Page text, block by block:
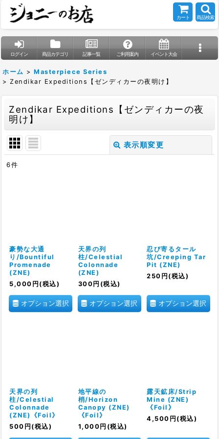
カート 商品検索
ログイン 商品カテゴリ 記事一覧 ご利用案内 イベント大会
ホーム > Masterpiece Series
> Zendikar Expeditions【ゼンディカーの夜明け】
Zendikar Expeditions【ゼンディカーの夜
明け】
表示順変更
絞り込む
6件
豪勢な大通
り/Bountiful
Promenade
(ZNE)
5,000 円 (税込)
オプション選択
天界の列
柱/Celestial
Colonnade
(ZNE)
300 円 (税込)
オプション選択
忍び寄るタール
坑/Creeping Tar
Pit (ZNE)
250 円 (税込)
オプション選択
天界の列
柱/Celestial
Colonnade
(ZNE)《Foil》
500 円 (税込)
地平線の
梢/Horizon
Canopy (ZNE)
《Foil》
1,000 円 (税込)
露天鉱床/Strip
Mine (ZNE)
《Foil》
4,500 円 (税込)